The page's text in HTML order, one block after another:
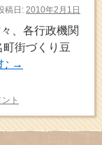
稿日: 2010年2月1日
、各行政機関
街づくり豆
→
ト